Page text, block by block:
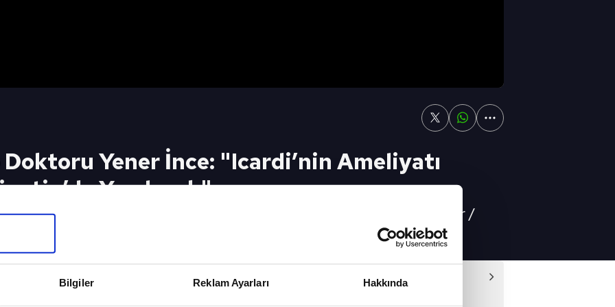
Bilgiler Reklam Ayarları Hakkında
Yener İnce: "Icardi’nin Ameliyatı
Yapılacak"
İnce: "Icardi’nin Ameliyatı Pazartesi Günü Arjantin’de Yapılacak" / A Spor /
Youtube'da A Spor Canlı Yayını İzlemek İçin
ŞUBAT
Sonraki Video